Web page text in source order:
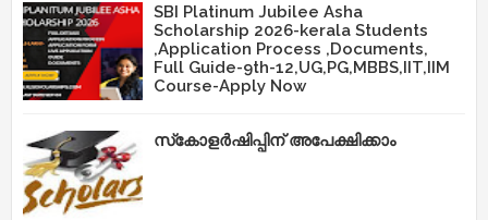
SBI Platinum Jubilee Asha
Scholarship 2026-kerala Students
,Application Process ,Documents,
Full Guide-9th-12,UG,PG,MBBS,IIT,IIM
Course-Apply Now
സ്‌കോളർഷിപ്പിന് അപേക്ഷിക്കാം